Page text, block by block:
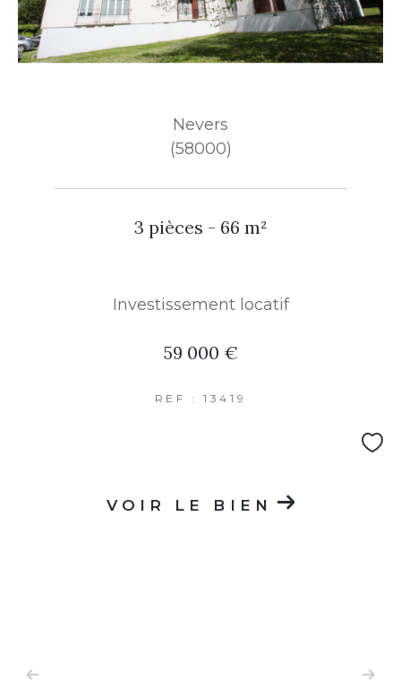
Nevers
(58000)
3 pièces - 66 m²
Investissement locatif
59 000 €
REF : 13419
VOIR LE BIEN